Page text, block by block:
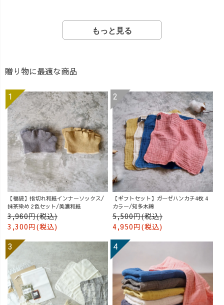
もっと見る
贈り物に最適な商品
【福袋】指切れ和紙インナーソックス/
抹茶染め 2色セット/美濃和紙
3,960円(税込)
3,300円(税込)
【ギフトセット】ガーゼハンカチ4枚 4
カラー/知多木綿
5,500円(税込)
4,950円(税込)